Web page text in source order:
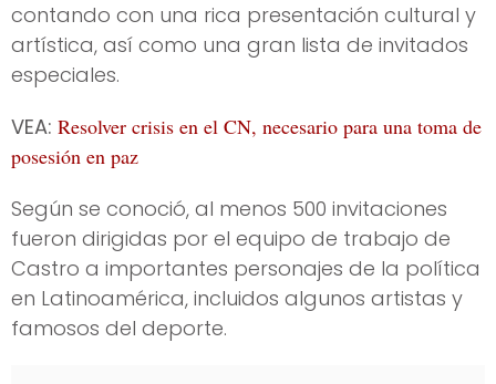
contando con una rica presentación cultural y
artística, así como una gran lista de invitados
especiales.
VEA: Resolver crisis en el CN, necesario para una toma de
posesión en paz
Según se conoció, al menos 500 invitaciones
fueron dirigidas por el equipo de trabajo de
Castro a importantes personajes de la política
en Latinoamérica, incluidos algunos artistas y
famosos del deporte.